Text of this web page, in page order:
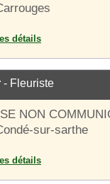
détails
- Fleuriste
NON
sur-sarthe
détails